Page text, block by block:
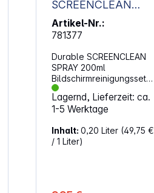
SCREENCLEAN
SPRAY 200ml
Bildschirmreinigungs
Artikel-Nr.:
781377
Durable SCREENCLEAN
SPRAY 200ml
Bildschirmreinigungsset
(582300).
Reinigungsspray für
Bildschirme von
Tablets, Smartphones
und Navigationsgeräten
Lagernd, Lieferzeit: ca.
1-5 Werktage
Inhalt:0,20 Liter (49,75 €
/ 1 Liter)